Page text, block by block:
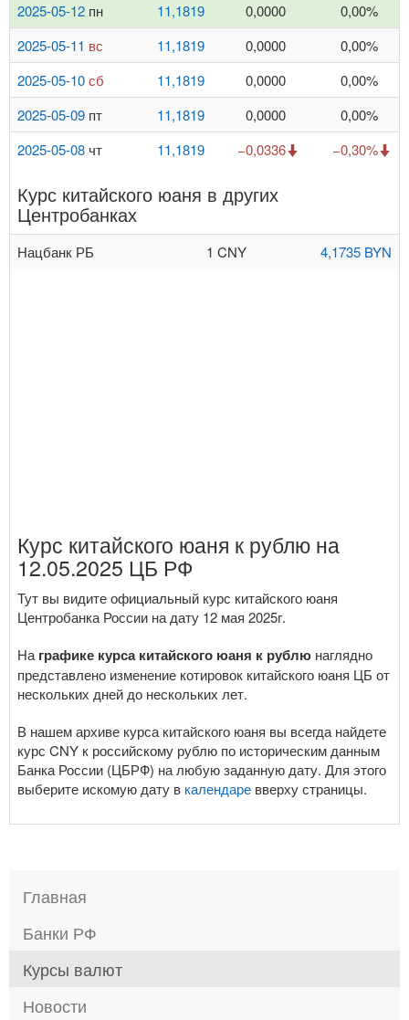
2025-05-12 пн 11,1819 0,0000
0,00%
2025-05-11 вс 11,1819 0,0000
0,00%
2025-05-10сб 11,1819 0,0000
0,00%
2025-05-09 пт 11,1819 0,0000
0,00%
2025-05-08 чт 11,1819 −0,0336 −0,30%
Курс китайского юаня в других
Центробанках
Нацбанк РБ 1 CNY 4,1735 BYN
Курс китайского юаня к рублю на
12.05.2025 ЦБ РФ
Тут вы видите официальный курс китайского юаня
Центробанка России на дату 12 мая 2025г.
На графике курса китайского юаня к рублю наглядно
представлено изменение котировок китайского юаня ЦБ от
нескольких дней до нескольких лет.
В нашем архиве курса китайского юаня вы всегда найдете
курс CNY к российскому рублю по историческим данным
Банка России (ЦБРФ) на любую заданную дату. Для этого
выберите искомую дату в календаре вверху страницы.
Главная
Банки РФ
Курсы валют
Новости